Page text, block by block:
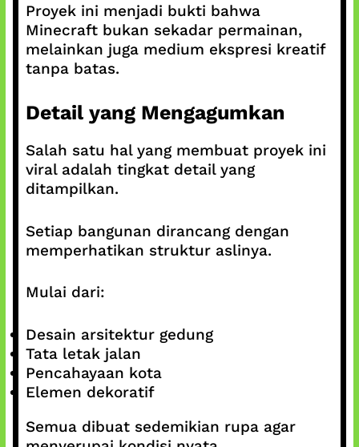
Proyek ini menjadi bukti bahwa
Minecraft bukan sekadar permainan,
melainkan juga medium ekspresi kreatif
tanpa batas.
Detail yang Mengagumkan
Salah satu hal yang membuat proyek ini
viral adalah tingkat detail yang
ditampilkan.
Setiap bangunan dirancang dengan
memperhatikan struktur aslinya.
Mulai dari:
Desain arsitektur gedung
Tata letak jalan
Pencahayaan kota
Elemen dekoratif
Semua dibuat sedemikian rupa agar